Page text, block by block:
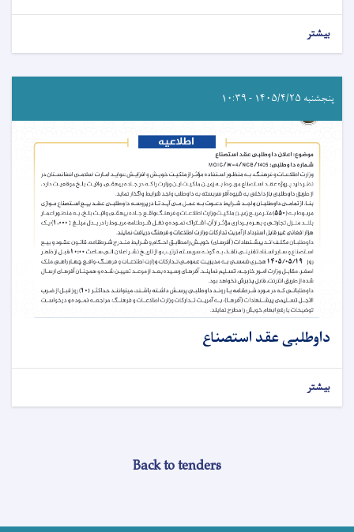
بیشتر
پنجشنبه ۱۴۰۵/۴/۲۵ - ۱۰:۳۹
داوطلبی عقد استصناع
بیشتر
Back to tenders